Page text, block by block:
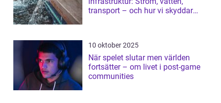
transport – och hur vi skyddar
10 oktober 2025
När spelet slutar men världen
fortsätter – om livet i post-game
communities